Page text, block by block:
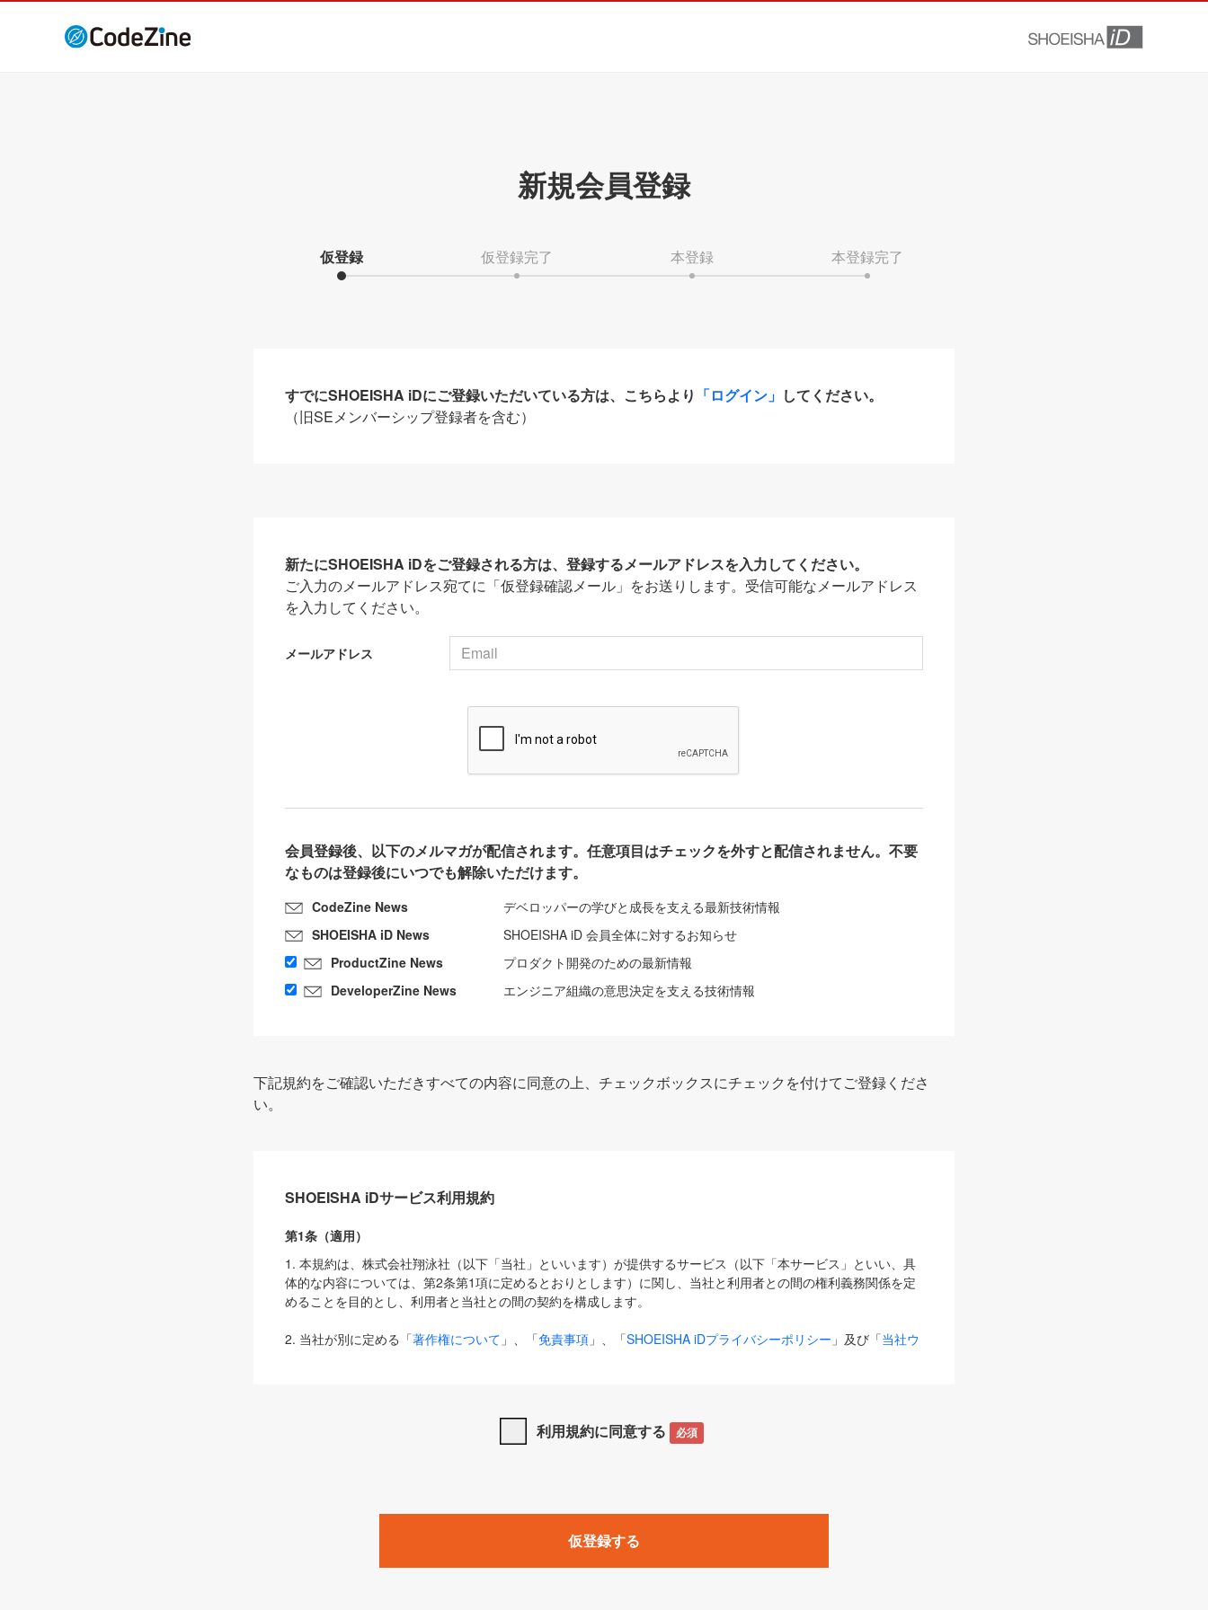
新規会員登録
仮登録 仮登録完了 本登録 本登録完了
すでにSHOEISHA iDにご登録いただいている方は、こちらより 「ログイン」 してください。
（旧SEメンバーシップ登録者を含む）
新たにSHOEISHA iDをご登録される方は、登録するメールアドレスを入力してください。
ご入力のメールアドレス宛てに「仮登録確認メール」をお送りします。受信可能なメールアドレス
を入力してください。
メールアドレス
会員登録後、以下のメルマガが配信されます。任意項目はチェックを外すと配信されません。不要
なものは登録後にいつでも解除いただけます。
CodeZine News
デベロッパーの学びと成長を支える最新技術情報
SHOEISHA iD News
SHOEISHA iD 会員全体に対するお知らせ
ProductZine News
プロダクト開発のための最新情報
DeveloperZine News
エンジニア組織の意思決定を支える技術情報
下記規約をご確認いただきすべての内容に同意の上、チェックボックスにチェックを付けてご登録くださ
い。
SHOEISHA iDサービス利用規約
第1条（適用）
1. 本規約は、株式会社翔泳社（以下「当社」といいます）が提供するサービス（以下「本サービス」といい、具
体的な内容については、第2条第1項に定めるとおりとします）に関し、当社と利用者との間の権利義務関係を定
めることを目的とし、利用者と当社との間の契約を構成します。
2. 当社が別に定める「著作権について 」、「免責事項 」、「SHOEISHA iDプライバシーポリシー 」及び「当社ウ
は、本規約の規定が優先して適用されるものとします。
1. 「本サービス」とは、当社が提供する以下のサービス（名称や内容が変更された場合、変更後のサービスを含
みます）及びこれらサービスに関連して当社が実施するイベントやキャンペーンをいいます。
「SEBook」「SEShop」「CodeZine」「MarkeZine」「EnterpriseZine」「ECzine」「Biz/Zine」「HRzine」
利用規約に同意する 必須
仮登録する